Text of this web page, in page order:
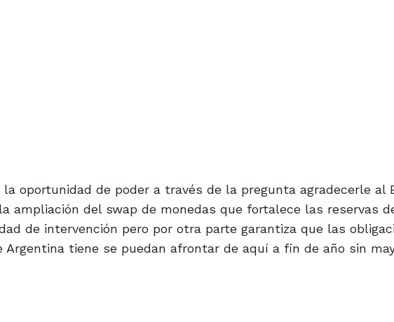
oportunidad de poder a través de la pregunta agradecerle al
ampliación del swap de monedas que fortalece las reservas
de intervención pero por otra parte garantiza que las
Argentina tiene se puedan afrontar de aquí a fin de año sin